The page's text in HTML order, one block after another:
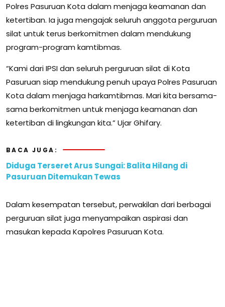
Polres Pasuruan Kota dalam menjaga keamanan dan
ketertiban. Ia juga mengajak seluruh anggota perguruan
silat untuk terus berkomitmen dalam mendukung
program-program kamtibmas.
“Kami dari IPSI dan seluruh perguruan silat di Kota
Pasuruan siap mendukung penuh upaya Polres Pasuruan
Kota dalam menjaga harkamtibmas. Mari kita bersama-
sama berkomitmen untuk menjaga keamanan dan
ketertiban di lingkungan kita.” Ujar Ghifary.
BACA JUGA:
Diduga Terseret Arus Sungai: Balita Hilang di
Pasuruan Ditemukan Tewas
Dalam kesempatan tersebut, perwakilan dari berbagai
perguruan silat juga menyampaikan aspirasi dan
masukan kepada Kapolres Pasuruan Kota.